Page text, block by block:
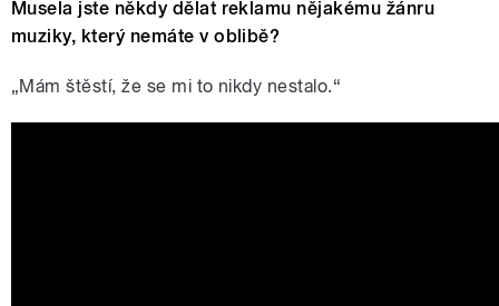
Musela jste někdy dělat reklamu nějakému žánru
muziky, který nemáte v oblibě?
„Mám štěstí, že se mi to nikdy nestalo.“